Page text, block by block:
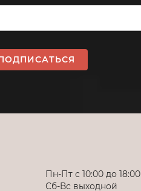
Пн-Пт с 10:00 до 18:00
Сб-Вс выходной